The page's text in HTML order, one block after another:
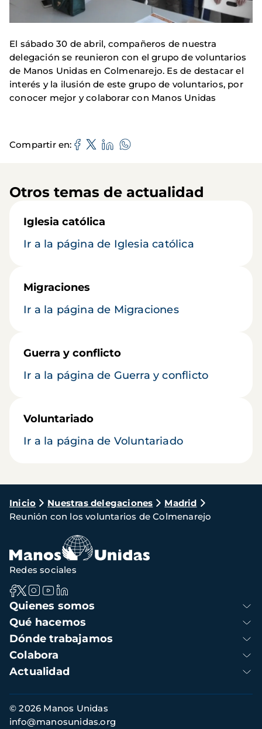
El sábado 30 de abril, compañeros de nuestra
delegación se reunieron con el grupo de voluntarios
de Manos Unidas en Colmenarejo. Es de destacar el
interés y la ilusión de este grupo de voluntarios, por
conocer mejor y colaborar con Manos Unidas
Compartir en
Otros temas de actualidad
Iglesia católica
Ir a la página de Iglesia católica
Migraciones
Ir a la página de Migraciones
Guerra y conflicto
Ir a la página de Guerra y conflicto
Voluntariado
Ir a la página de Voluntariado
Ruta
de
navegación
Inicio Nuestras delegaciones
Madrid
Reunión con los voluntarios de Colmenarejo
Navegación
principal
Quienes somos
Qué hacemos
Dónde trabajamos
Colabora
Actualidad
Redes sociales
Información
de
© 2026 Manos Unidas
info@manosunidas.org